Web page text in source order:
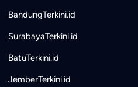
BandungTerkini.id
SurabayaTerkini.id
BatuTerkini.id
JemberTerkini.id